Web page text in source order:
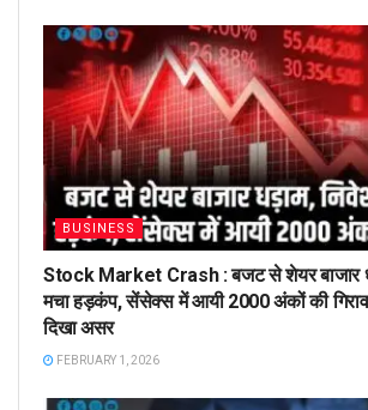
BUSINESS
Stock Market Crash : बजट से शेयर बाजार
मचा हड़कंप, सेंसेक्स में आयी 2000 अंकों की
दिखा असर
FEBRUARY 1, 2026